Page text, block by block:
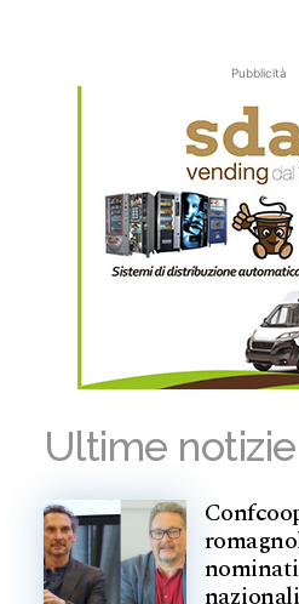
Pubblicità
Ultime notizie
nazionali